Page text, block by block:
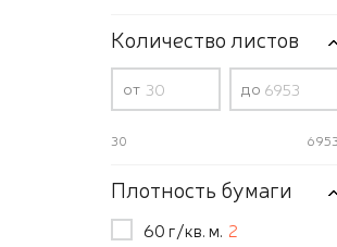
Количество листов
от до
30 6953
Плотность бумаги
60 г/кв. м. 2